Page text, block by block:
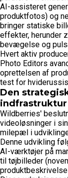
AI-assisteret
produktfotos) og
bringer statiske
effekter, herunder
bevægelse og
Hvert aktiv
Photo Editors
oprettelsen af
test for
Den
Wildberries'
videoløsninger i
milepæl i
Denne udvikling
AI-værktøjer på
til tøjbilleder